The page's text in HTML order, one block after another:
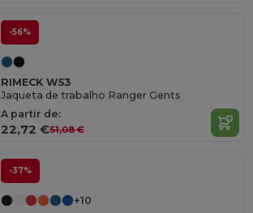
-56%
RIMECK W53
Jaqueta de trabalho Ranger Gents
A partir de:
22,72 €51,08 €
-37%
+10